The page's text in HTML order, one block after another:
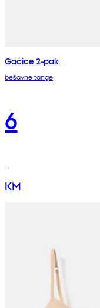
Gaćice 2-pak
bešavne tange
6
KM